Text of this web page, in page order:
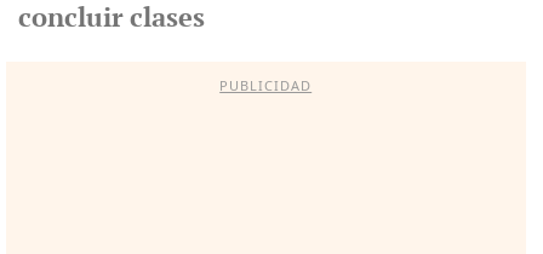
concluir clases
PUBLICIDAD